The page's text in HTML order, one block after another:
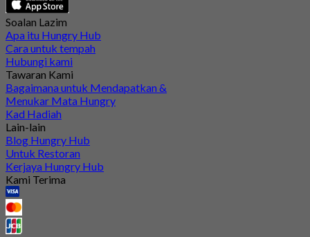
Soalan Lazim
Apa itu Hungry Hub
Cara untuk tempah
Hubungi kami
Tawaran Kami
Bagaimana untuk Mendapatkan &
Menukar Mata Hungry
Kad Hadiah
Lain-lain
Blog Hungry Hub
Untuk Restoran
Kerjaya Hungry Hub
Kami Terima